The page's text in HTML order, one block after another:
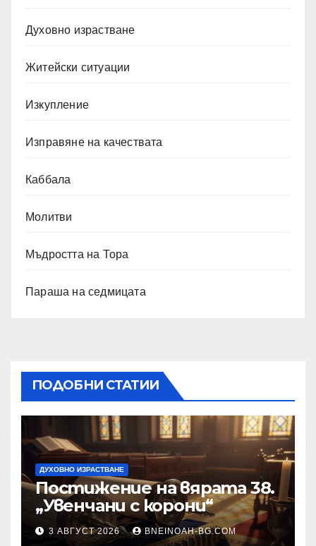
Духовно израстване
Житейски ситуации
Изкупление
Изправяне на качествата
Каббала
Молитви
Мъдростта на Тора
Параша на седмицата
ПОДОБНИ СТАТИИ
ДУХОВНО ИЗРАСТВАНЕ
Постижение на вярата 38.
„Увенчани с корони“
3 АВГУСТ 2026 BNEINOAH-BG.COM